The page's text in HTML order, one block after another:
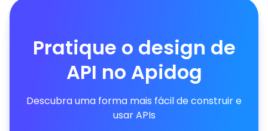
Pratique o design de
API no Apidog
Descubra uma forma mais fácil de construir e
usar APIs